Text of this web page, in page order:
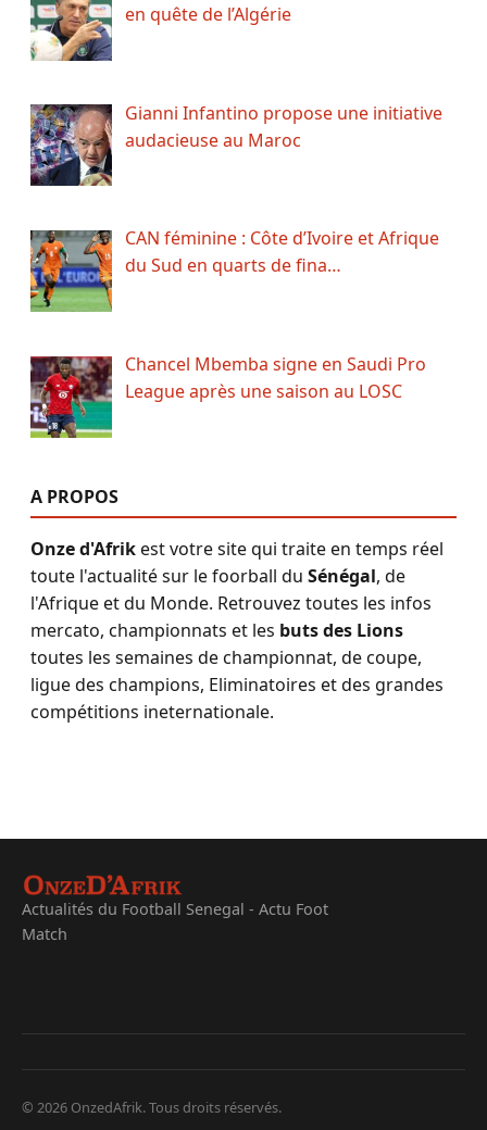
en quête de l’Algérie
Gianni Infantino propose une initiative
audacieuse au Maroc
CAN féminine : Côte d’Ivoire et Afrique
du Sud en quarts de fina…
Chancel Mbemba signe en Saudi Pro
League après une saison au LOSC
A PROPOS
Onze d'Afrikest votre site qui traite en temps réel
toute l'actualité sur le foorball du Sénégal, de
l'Afrique et du Monde. Retrouvez toutes les infos
mercato, championnats et les buts des Lions
toutes les semaines de championnat, de coupe,
ligue des champions, Eliminatoires et des grandes
compétitions ineternationale.
Actualités du Football Senegal - Actu Foot
Match
© 2026 OnzedAfrik. Tous droits réservés.